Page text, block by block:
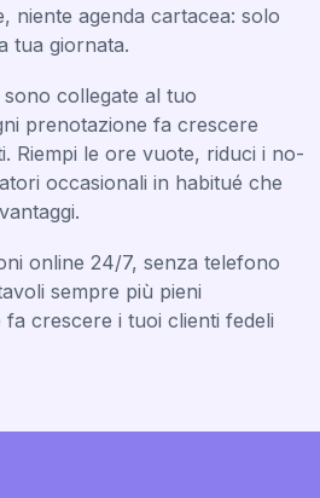
niente agenda cartacea: solo
tua giornata.
collegate al tuo
prenotazione fa crescere
Riempi le ore vuote, riduci i no-
occasionali in habitué che
online 24/7, senza telefono
sempre più pieni
crescere i tuoi clienti fedeli